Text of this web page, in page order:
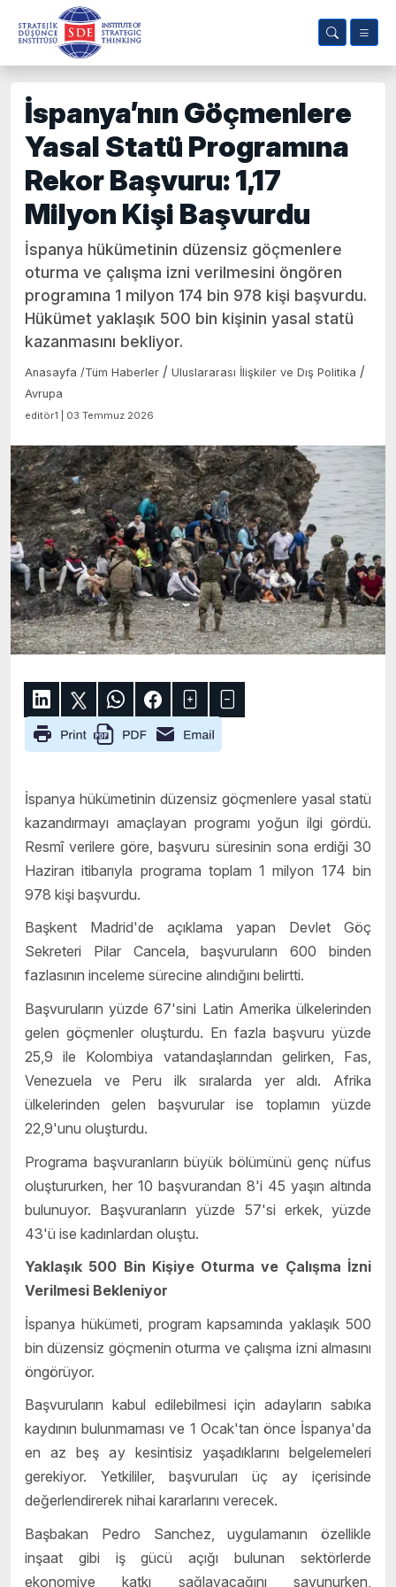
İspanya’nın Göçmenlere
Yasal Statü Programına
Rekor Başvuru: 1,17
Milyon Kişi Başvurdu
İspanya hükümetinin düzensiz göçmenlere
oturma ve çalışma izni verilmesini öngören
programına 1 milyon 174 bin 978 kişi başvurdu.
Hükümet yaklaşık 500 bin kişinin yasal statü
kazanmasını bekliyor.
Anasayfa /Tüm Haberler / Uluslararası İlişkiler ve Dış Politika /
Avrupa
editör1 | 03 Temmuz 2026
İspanya hükümetinin düzensiz göçmenlere yasal statü
kazandırmayı amaçlayan programı yoğun ilgi gördü.
Resmî verilere göre, başvuru süresinin sona erdiği 30
Haziran itibarıyla programa toplam 1 milyon 174 bin
978 kişi başvurdu.
Başkent Madrid'de açıklama yapan Devlet Göç
Sekreteri Pilar Cancela, başvuruların 600 binden
fazlasının inceleme sürecine alındığını belirtti.
Başvuruların yüzde 67'sini Latin Amerika ülkelerinden
gelen göçmenler oluşturdu. En fazla başvuru yüzde
25,9 ile Kolombiya vatandaşlarından gelirken, Fas,
Venezuela ve Peru ilk sıralarda yer aldı. Afrika
ülkelerinden gelen başvurular ise toplamın yüzde
22,9'unu oluşturdu.
Programa başvuranların büyük bölümünü genç nüfus
oluştururken, her 10 başvurandan 8'i 45 yaşın altında
bulunuyor. Başvuranların yüzde 57'si erkek, yüzde
43'ü ise kadınlardan oluştu.
Yaklaşık 500 Bin Kişiye Oturma ve Çalışma İzni
Verilmesi Bekleniyor
İspanya hükümeti, program kapsamında yaklaşık 500
bin düzensiz göçmenin oturma ve çalışma izni almasını
öngörüyor.
Başvuruların kabul edilebilmesi için adayların sabıka
kaydının bulunmaması ve 1 Ocak'tan önce İspanya'da
en az beş ay kesintisiz yaşadıklarını belgelemeleri
gerekiyor. Yetkililer, başvuruları üç ay içerisinde
değerlendirerek nihai kararlarını verecek.
Başbakan Pedro Sanchez, uygulamanın özellikle
inşaat gibi iş gücü açığı bulunan sektörlerde
ekonomiye katkı sağlayacağını savunurken,